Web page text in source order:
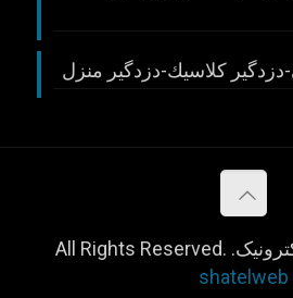
دزدگير كلاسيك-دزدگير منزل
shatelweb